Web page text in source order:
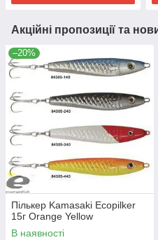
Акційні пропозиції та
–20%
Пількер Kamasaki Ecopilker
15г Orange Yellow
В наявності